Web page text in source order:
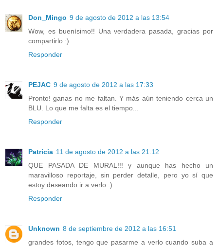
Don_Mingo 9 de agosto de 2012 a las 13:54
Wow, es buenísimo!! Una verdadera pasada, gracias por
compartirlo :)
Responder
PEJAC 9 de agosto de 2012 a las 17:33
Pronto! ganas no me faltan. Y más aún teniendo cerca un
BLU. Lo que me falta es el tiempo...
Responder
Patricia 11 de agosto de 2012 a las 21:12
QUE PASADA DE MURAL!!! y aunque has hecho un
maravilloso reportaje, sin perder detalle, pero yo sí que
estoy deseando ir a verlo :)
Responder
Unknown 8 de septiembre de 2012 a las 16:51
grandes fotos, tengo que pasarme a verlo cuando suba a